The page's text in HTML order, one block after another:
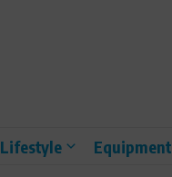
Lifestyle Equipment